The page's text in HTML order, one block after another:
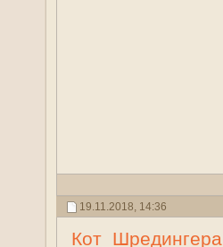
19.11.2018, 14:36
Кот_Шредингера